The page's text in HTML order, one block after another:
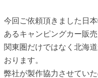
今回ご依頼頂きました日
あるキャンピングカー販売
関東圏だけではなく北海
おります。
弊社が製作協力させてい